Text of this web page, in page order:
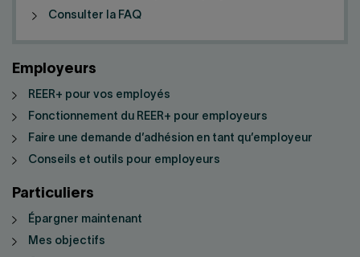
Consulter la FAQ
Employeurs
REER+ pour vos employés
Fonctionnement du REER+ pour employeurs
Faire une demande d’adhésion en tant qu’employeur
Conseils et outils pour employeurs
Particuliers
Épargner maintenant
Mes objectifs